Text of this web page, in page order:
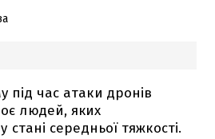
під час атаки дронів
людей, яких
стані середньої тяжкості.